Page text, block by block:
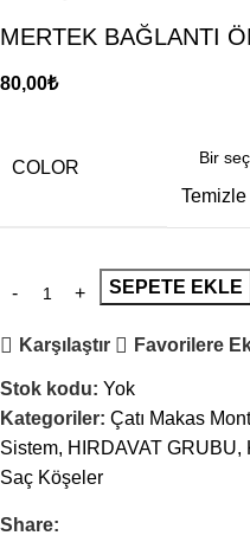
MERTEK BAĞLANTI
80,00₺
COLOR
Temizle
SEPETE EKLE
Karşılaştır Favorilere
Stok kodu: Yok
Kategoriler: Çatı Makas
Sistem, HIRDAVAT GRUBU,
Saç Köşeler
Share: